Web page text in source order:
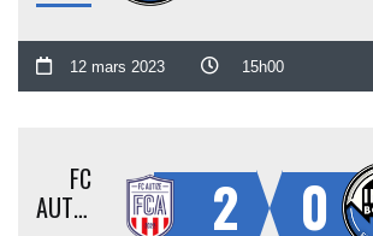
12 mars 2023 15h00
2
FC
AUTIZE
0